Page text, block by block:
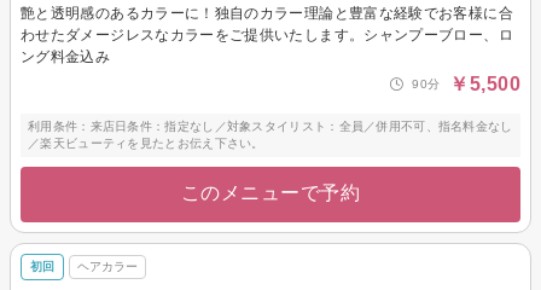
艶と透明感のあるカラーに！独自のカラー理論と豊富な経験でお客様に合
わせたダメージレスなカラーをご提供いたします。シャンプーブロー、ロ
ング料金込み
90分 ￥5,500
利用条件：来店日条件：指定なし／対象スタイリスト：全員／併用不可、指名料金なし
／楽天ビューティを見たとお伝え下さい。
このメニューで予約
初回 ヘアカラー